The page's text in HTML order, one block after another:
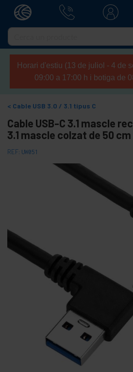
Horari d'estiu (13 de juliol - 4 de
09:00 a 17:00 h i botiga de
Cable USB 3.0 / 3.1 tipus C
Cable USB-C 3.1 mascle
3.1 mascle colzat de 50
REF: UW051